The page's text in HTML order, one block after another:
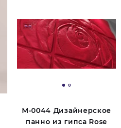
М-0044 Дизайнерское
панно из гипса Rose